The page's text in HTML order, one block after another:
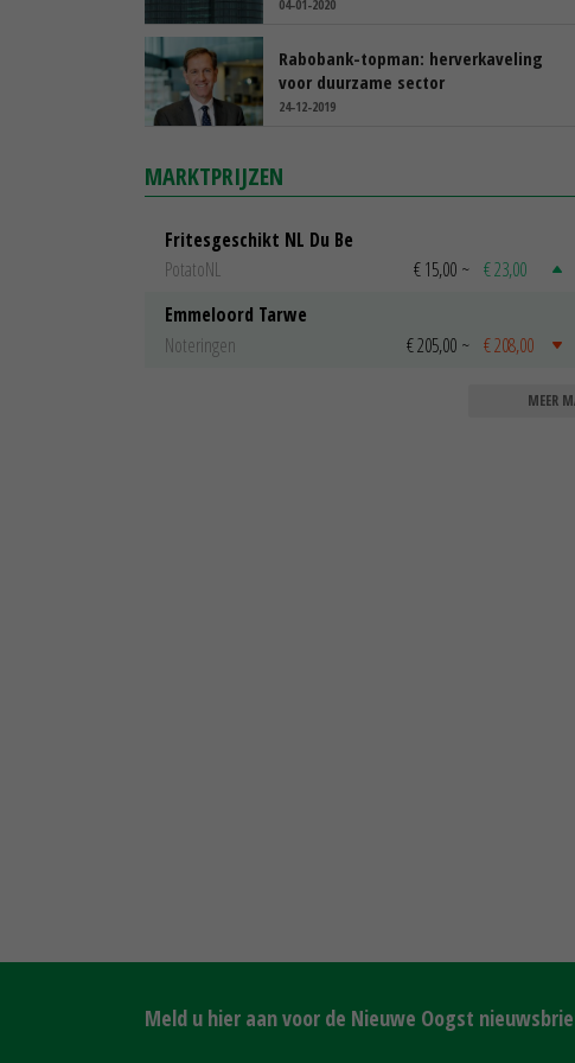
04-01-2020
Rabobank-topman: herverkaveling
voor duurzame sector
24-12-2019
MARKTPRIJZEN
Fritesgeschikt NL Du Be
PotatoNL
€ 15,00 ~ € 23,00
Emmeloord Tarwe
Noteringen
€ 205,00 ~ € 208,00
MEER
Meld u hier aan voor de Nieuwe Oogst